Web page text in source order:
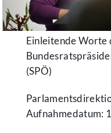
Einleitende Worte
(SPÖ)
Aufnahmedatum: